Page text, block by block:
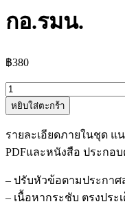
กอ.รมน.
฿380
จำนวน
แนว
พนักงาน
ธุรการ
กอ.รมน.
ชิ้น
หยิบใส่ตะกร้า
รายละเอียดภายในชุด
PDFและหนังสือ ประกอบ
– ปรับหัวข้อตามประกา
– เนื้อหากระชับ ตรงประ